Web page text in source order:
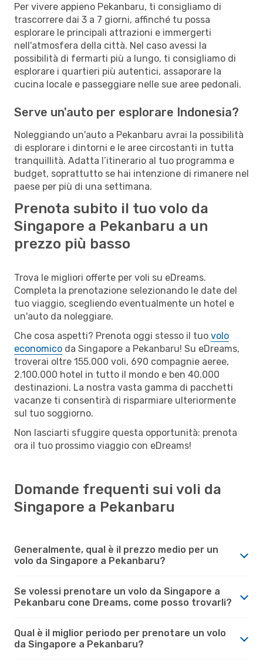
Per vivere appieno Pekanbaru, ti consigliamo di
trascorrere dai 3 a 7 giorni, affinché tu possa
esplorare le principali attrazioni e immergerti
nell'atmosfera della città. Nel caso avessi la
possibilità di fermarti più a lungo, ti consigliamo di
esplorare i quartieri più autentici, assaporare la
cucina locale e passeggiare nelle sue aree pedonali.
Serve un'auto per esplorare Indonesia?
Noleggiando un'auto a Pekanbaru avrai la possibilità
di esplorare i dintorni e le aree circostanti in tutta
tranquillità. Adatta l’itinerario al tuo programma e
budget, soprattutto se hai intenzione di rimanere nel
paese per più di una settimana.
Prenota subito il tuo volo da
Singapore a Pekanbaru a un
prezzo più basso
Trova le migliori offerte per voli su eDreams.
Completa la prenotazione selezionando le date del
tuo viaggio, scegliendo eventualmente un hotel e
un'auto da noleggiare.
Che cosa aspetti? Prenota oggi stesso il tuo volo
economico da Singapore a Pekanbaru! Su eDreams,
troverai oltre 155.000 voli, 690 compagnie aeree,
2.100.000 hotel in tutto il mondo e ben 40.000
destinazioni. La nostra vasta gamma di pacchetti
vacanze ti consentirà di risparmiare ulteriormente
sul tuo soggiorno.
Non lasciarti sfuggire questa opportunità: prenota
ora il tuo prossimo viaggio con eDreams!
Domande frequenti sui voli da
Singapore a Pekanbaru
Generalmente, qual è il prezzo medio per un
volo da Singapore a Pekanbaru?
Se volessi prenotare un volo da Singapore a
Pekanbaru cone Dreams, come posso trovarli?
Qual è il miglior periodo per prenotare un volo
da Singapore a Pekanbaru?